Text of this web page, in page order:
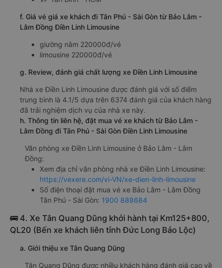
giờ
d. Các điểm đón khách của nhà xe Điền Linh Limousine
VP Bảo Lâm
e. Các điểm trả khách của nhà xe Điền Linh Limousine
VP Hàng Xanh - HCM
VP Ngã 4 Bình Phước - HCM
VP Quận 5 - HCM
VP Tân Bình - HCM
f. Giá vé giá xe khách đi Tân Phú - Sài Gòn từ Bảo Lâm -
Lâm Đồng Điền Linh Limousine
giường nằm 220000đ/vé
limousine 220000đ/vé
g. Review, đánh giá chất lượng xe Điền Linh Limousine
Nhà xe Điền Linh Limousine được đánh giá với số điểm
trung bình là 4.1/5 dựa trên 6374 đánh giá của khách hàng
h. Thông tin liên hệ, đặt mua vé xe khách từ Bảo Lâm -